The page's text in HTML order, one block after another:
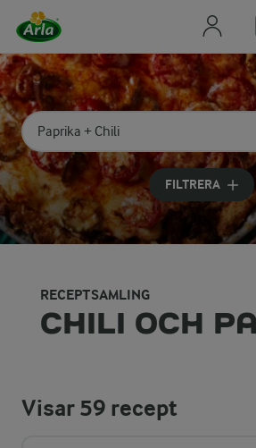
Sök på kategori eller ingrediens
Skriv in sökord för att få förslag
FILTRERA
RECEPTSAMLING
CHILI OCH
Visar59 recept